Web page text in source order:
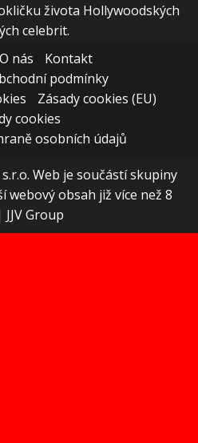
života Hollywoodských
celebrit.
O nás
Kontakt
podmínky
Zásady cookies (EU)
cookies
osobních údajů
Web je součástí skupiny
webový obsah již více než 8
JJV Group